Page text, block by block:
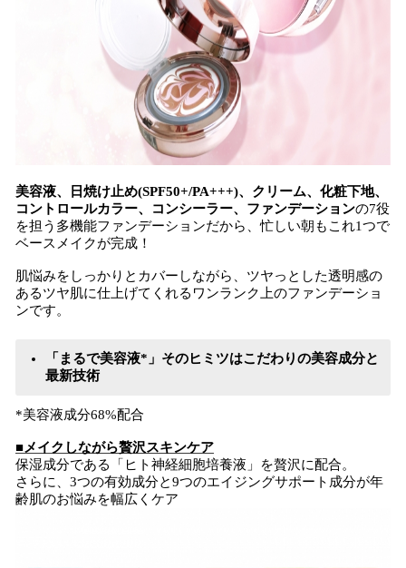
美容液、日焼け止め(SPF50+/PA+++)、クリーム、化粧下地、
コントロールカラー、コンシーラー、ファンデーションの7役
を担う多機能ファンデーションだから、忙しい朝もこれ1つで
ベースメイクが完成！
肌悩みをしっかりとカバーしながら、ツヤっとした透明感の
あるツヤ肌に仕上げてくれるワンランク上のファンデーショ
ンです。
「まるで美容液*」そのヒミツはこだわりの美容成分と
最新技術
*美容液成分68%配合
■メイクしながら贅沢スキンケア
保湿成分である「ヒト神経細胞培養液」を贅沢に配合。
さらに、3つの有効成分と9つのエイジングサポート成分が年
齢肌のお悩みを幅広くケア